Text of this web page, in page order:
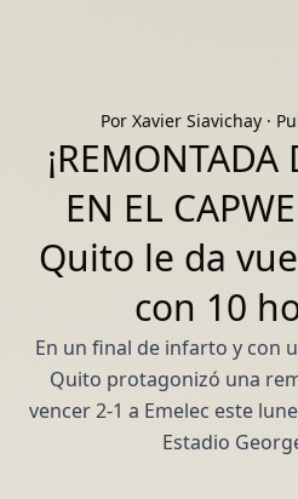
Por Xavier Siavichay·
¡REMONTADA
EN EL
Quito le da
con 10
En un final de infarto y con
Quito protagonizó una
vencer 2-1 a Emelec este
Estadio